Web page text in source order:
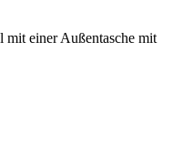
mit einer Außentasche mit